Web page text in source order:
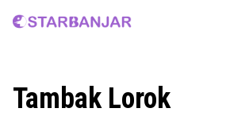
Home
Tambak Lorok